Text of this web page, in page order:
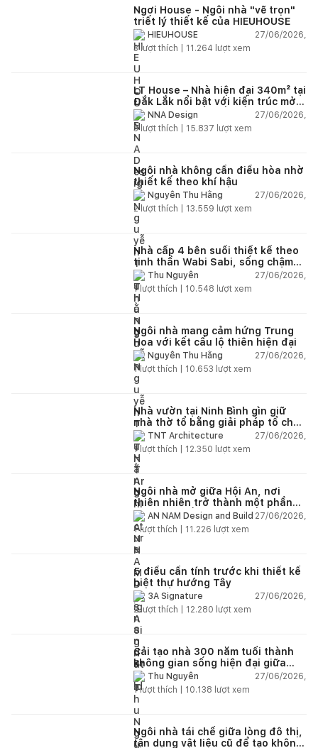
Ngơi House - Ngôi nhà "vẽ trọn"
triết lý thiết kế của HIEUHOUSE
HIEUHOUSE
27/06/2026,
3lượt thích | 11.264 lượt xem
LT House – Nhà hiện đại 340m² tại
Đắk Lắk nổi bật với kiến trúc mở
và hệ sân vườn kết nối thiên
nhiên
NNA Design
27/06/2026,
3lượt thích | 15.837 lượt xem
Ngôi nhà không cần điều hòa nhờ
thiết kế theo khí hậu
Nguyễn Thu Hằng
27/06/2026,
2lượt thích | 13.559 lượt xem
Nhà cấp 4 bên suối thiết kế theo
tinh thần Wabi Sabi, sống chậm
giữa thiên nhiên
Thu Nguyễn
27/06/2026,
1lượt thích | 10.548 lượt xem
Ngôi nhà mang cảm hứng Trung
Hoa với kết cấu lộ thiên hiện đại
Nguyễn Thu Hằng
27/06/2026,
1lượt thích | 10.653 lượt xem
Nhà vườn tại Ninh Bình gìn giữ
nhà thờ tổ bằng giải pháp tổ chức
lại không gian
TNT Architecture
27/06/2026,
1lượt thích | 12.350 lượt xem
Ngôi nhà mở giữa Hội An, nơi
thiên nhiên trở thành một phần
của cuộc sống
AN NAM Design and Build 27/06/2026,
1lượt thích | 11.226 lượt xem
5 điều cần tính trước khi thiết kế
biệt thự hướng Tây
3A Signature
27/06/2026,
2lượt thích | 12.280 lượt xem
Cải tạo nhà 300 năm tuổi thành
không gian sống hiện đại giữa
thiên nhiên
Thu Nguyễn
27/06/2026,
1lượt thích | 10.138 lượt xem
Ngôi nhà tái chế giữa lòng đô thị,
tận dụng vật liệu cũ để tạo không